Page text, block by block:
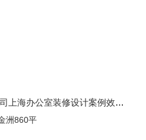
上海铭思教育培训有限公司上海办公室装修设计案例效果图
洲860平